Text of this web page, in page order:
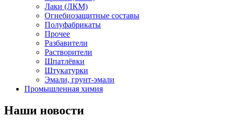
Лаки (ЛКМ)
Огнебиозащитные составы
Полуфабрикаты
Прочее
Разбавители
Растворители
Шпатлёвки
Штукатурки
Эмали, грунт-эмали
Промышленная химия
Наши новости